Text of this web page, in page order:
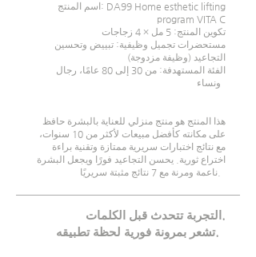
اسم المنتج: DA99 Home esthetic lifting
program VITA C
تكوين المنتج: 5 مل × 4 زجاجات
مستحضرات تجميل وظيفية: تبييض وتحسين
التجاعيد (وظيفة مزدوجة)
الفئة المستهدفة: من 30 إلى 80 عامًا، رجال
هذا المنتج هو منتج منزلي للعناية بالبشرة حافظ
على مكانته كأفضل مبيعات لأكثر من 10 سنوات،
مع نتائج اختبارات سريرية ممتازة وتقنية براءة
اختراع ثورية. يحسن التجاعيد فورًا ويجعل البشرة
التجربة تتحدث قبل الكلمات.
تشعر بمرونة فورية لحظة تطبيقه.